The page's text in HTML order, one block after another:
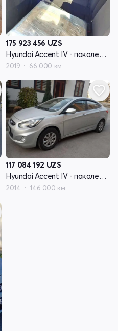
175 923 456 UZS
Hyundai Accent IV - поколение
2019 66 000 км
117 084 192 UZS
Hyundai Accent IV - поколение
2014 146 000 км